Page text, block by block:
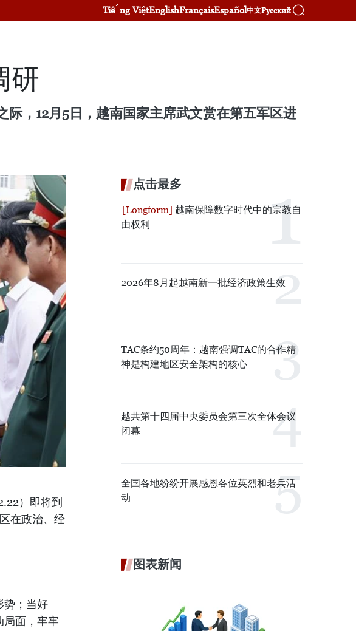
Tiếng ViệtEnglishFrançaisEspañol中文Русский
研
际，12月5日，越南国家主席武文赏在第五军区进
）即将到
在政治、经
势；当好
局面，牢牢
点击最多
越南保障数字时代中的宗教自
由权利
2026年8月起越南新一批经济政策生效
TAC条约50周年：越南强调TAC的合作精
神是构建地区安全架构的核心
越共第十四届中央委员会第三次全体会议
闭幕
全国各地纷纷开展感恩各位英烈和老兵活
动
图表新闻